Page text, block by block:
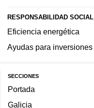
RESPONSABILIDAD SOCIAL
Eficiencia energética
Ayudas para inversiones
SECCIONES
Portada
Galicia